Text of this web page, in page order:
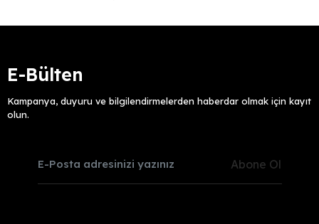
E-Bülten
Kampanya, duyuru ve bilgilendirmelerden haberdar olmak için kayıt
olun.
Abone Ol